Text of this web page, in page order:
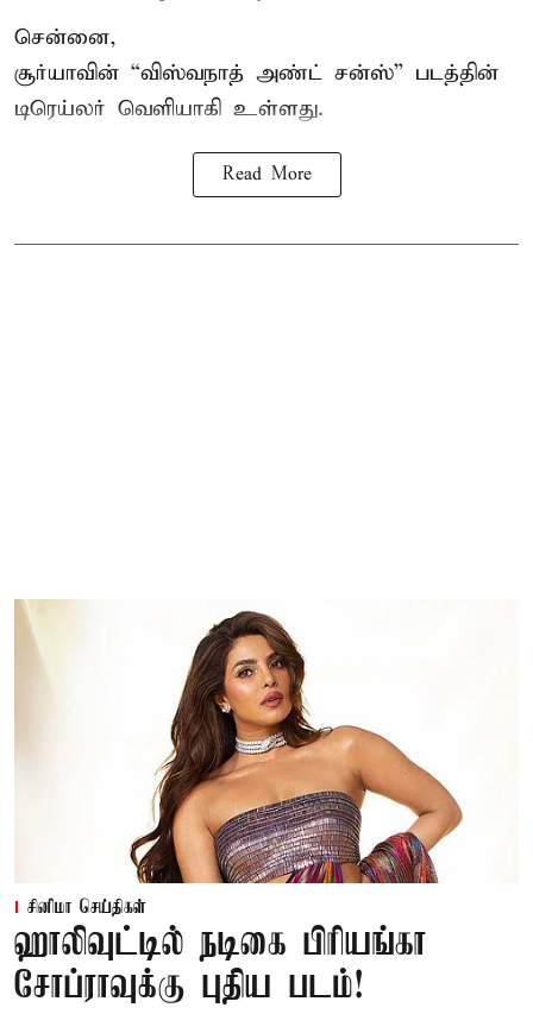
சென்னை,
சூர்யாவின் “விஸ்வநாத் அண்ட் சன்ஸ்” படத்தின்
டிரெய்லர் வெளியாகி உள்ளது.
Read More
சினிமா செய்திகள்
ஹாலிவுட்டில் நடிகை பிரியங்கா
சோப்ராவுக்கு புதிய படம்!